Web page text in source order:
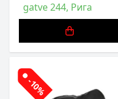
gatve 244, Рига
-10%